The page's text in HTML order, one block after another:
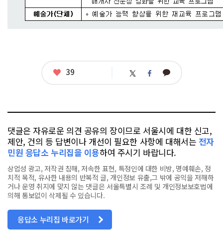
좋
39 트 페 카
댓글은 자유로운 의견 공유의 장이므로 서울시에 대한 신고,
제안, 건의 등 답변이나 개선이 필요한 사항에 대해서는 전자
민원 응답소 누리집을 이용하여 주시기 바랍니다.
상업성 광고, 저작권 침해, 저속한 표현, 특정인에 대한 비방, 명예훼손, 정
치적 목적, 유사한 내용의 반복적 글, 개인정보 유출,그 밖에 공익을 저해하
거나 운영 취지에 맞지 않는 댓글은 서울특별시 조례 및 개인정보보호법에
의해 통보없이 삭제될 수 있습니다.
응답소 누리집 바로가기